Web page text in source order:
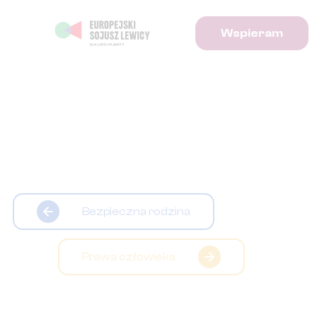
Wspieram
Bezpieczna rodzina
Prawa człowieka